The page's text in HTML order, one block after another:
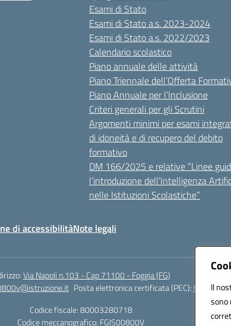
Il
sono
Esami di Stato
Esami di Stato a.s. 2023-2024
Esami di Stato a.s. 2022/2023
Calendario scolastico
Piano annuale delle attività
Piano Triennale dell’Offerta
Piano Annuale per l’Inclusione
Criteri generali per gli Scrutini
Argomenti minimi per esami
di idoneità e di recupero del debito
formativo
DM 166/2025 e relative “Linee
l’introduzione dell’Intelligenza
nelle Istituzioni Scolastiche”
di accessibilitàNote legali
Via Napoli n.103 - Cap 71100 - Foggia (FG)
Posta elettronica certificata (PEC):
Codice fiscale: 80003280718
Codice meccanografico: FGIS00800V